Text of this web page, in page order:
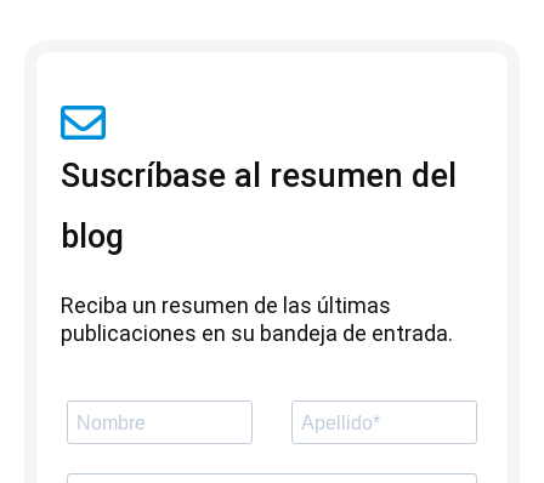
Suscríbase al resumen del
blog
Reciba un resumen de las últimas
publicaciones en su bandeja de entrada.